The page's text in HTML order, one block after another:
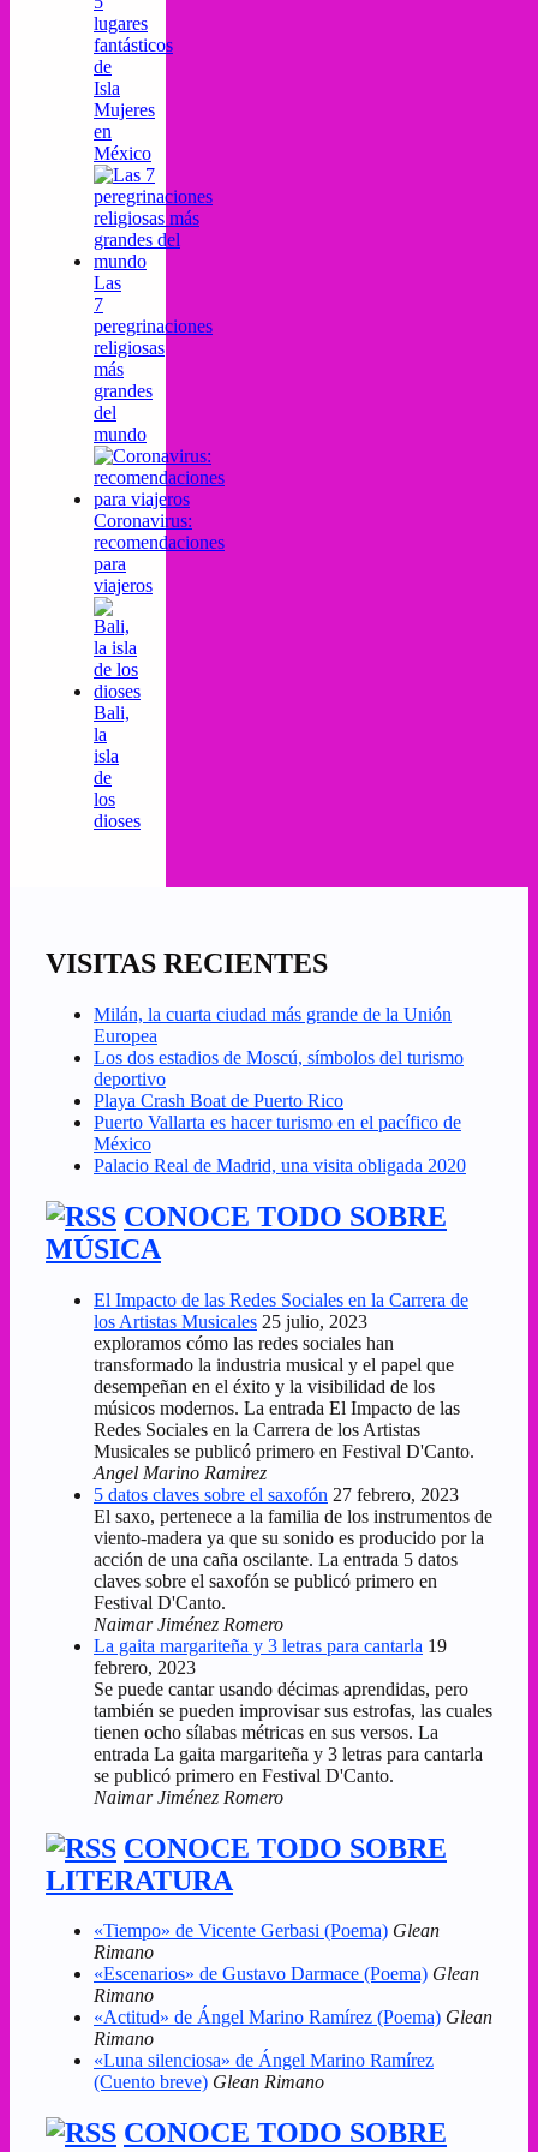
lugares
fantásticos
de
Isla
Mujeres
en
México
Las
7
peregrinaciones
religiosas
más
grandes
del
mundo
Coronavirus:
recomendaciones
para
viajeros
Bali,
la
isla
de
los
dioses
VISITAS RECIENTES
Milán, la cuarta ciudad más grande de la Unión
Europea
Los dos estadios de Moscú, símbolos del turismo
deportivo
Playa Crash Boat de Puerto Rico
Puerto Vallarta es hacer turismo en el pacífico de
México
Palacio Real de Madrid, una visita obligada 2020
CONOCE TODO SOBRE
MÚSICA
El Impacto de las Redes Sociales en la Carrera de
los Artistas Musicales 25 julio, 2023
exploramos cómo las redes sociales han
transformado la industria musical y el papel que
desempeñan en el éxito y la visibilidad de los
músicos modernos. La entrada El Impacto de las
Redes Sociales en la Carrera de los Artistas
Musicales se publicó primero en Festival D'Canto.
Angel Marino Ramirez
5 datos claves sobre el saxofón 27 febrero, 2023
El saxo, pertenece a la familia de los instrumentos de
viento-madera ya que su sonido es producido por la
acción de una caña oscilante. La entrada 5 datos
claves sobre el saxofón se publicó primero en
Festival D'Canto.
Naimar Jiménez Romero
La gaita margariteña y 3 letras para cantarla 19
febrero, 2023
Se puede cantar usando décimas aprendidas, pero
también se pueden improvisar sus estrofas, las cuales
tienen ocho sílabas métricas en sus versos. La
entrada La gaita margariteña y 3 letras para cantarla
se publicó primero en Festival D'Canto.
Naimar Jiménez Romero
CONOCE TODO SOBRE
LITERATURA
«Tiempo» de Vicente Gerbasi (Poema) Glean
Rimano
«Escenarios» de Gustavo Darmace (Poema) Glean
Rimano
«Actitud» de Ángel Marino Ramírez (Poema) Glean
Rimano
«Luna silenciosa» de Ángel Marino Ramírez
(Cuento breve) Glean Rimano
CONOCE TODO SOBRE